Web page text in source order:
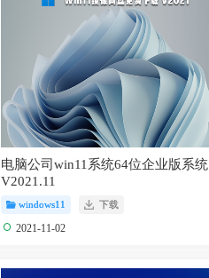
电脑公司win11系统64位企业版系统
V2021.11
windows11 下载
2021-11-02